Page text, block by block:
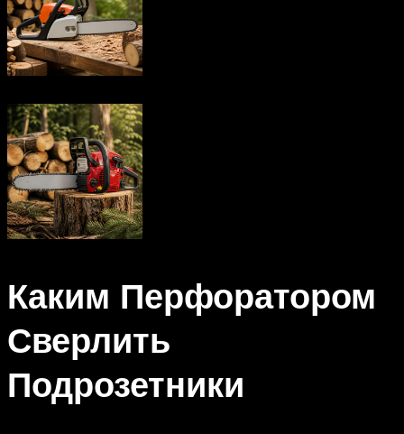
Каким Перфоратором
Сверлить
Подрозетники